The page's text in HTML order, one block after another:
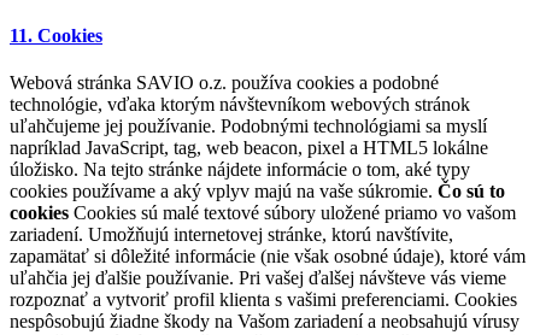
11. Cookies
Webová stránka SAVIO o.z. používa cookies a podobné
technológie, vďaka ktorým návštevníkom webových stránok
uľahčujeme jej používanie. Podobnými technológiami sa myslí
napríklad JavaScript, tag, web beacon, pixel a HTML5 lokálne
úložisko. Na tejto stránke nájdete informácie o tom, aké typy
cookies používame a aký vplyv majú na vaše súkromie. Čo sú to
cookies Cookies sú malé textové súbory uložené priamo vo vašom
zariadení. Umožňujú internetovej stránke, ktorú navštívite,
zapamätať si dôležité informácie (nie však osobné údaje), ktoré vám
uľahčia jej ďalšie používanie. Pri vašej ďalšej návšteve vás vieme
rozpoznať a vytvoriť profil klienta s vašimi preferenciami. Cookies
nespôsobujú žiadne škody na Vašom zariadení a neobsahujú vírusy